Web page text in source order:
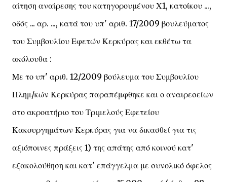
αίτηση αναίρεσης του κατηγορουμένου Χ1, κατοίκου ...,
οδός ... αρ. ..., κατά του υπ' αριθ. 17/2009 βουλεύματος
του Συμβουλίου Εφετών Κερκύρας και εκθέτω τα
ακόλουθα :
Με το υπ' αριθ. 12/2009 βούλευμα του Συμβουλίου
Πλημ/κών Κερκύρας παραπέμφθηκε και ο αναιρεσείων
στο ακροατήριο του Τριμελούς Εφετείου
Κακουργημάτων Κερκύρας για να δικασθεί για τις
αξιόποινες πράξεις 1) της απάτης από κοινού κατ'
εξακολούθηση και κατ' επάγγελμα με συνολικό όφελος